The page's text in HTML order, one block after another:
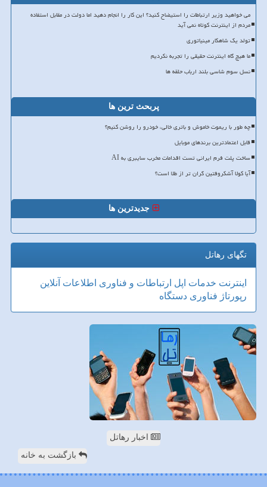
می خواهید وزیر ارتباطات را استیضاح کنید؟ این کار را انجام دهید اما دولت در مقابل استفاده
مردم از اینترنت کوتاه نمی آید
تولد یک شاهکار مینیاتوری
ما هیچ گاه اینترنت حقیقی را تجربه نکردیم
نسل سوم شاسی بلند ارباب حلقه ها
پربحث ترین ها
چه طور با ریموت خاموش و باتری خالی، خودرو را روشن کنیم؟
قابل اعتمادترین برندهای موبایل
ساخت پلت فرم ایرانی تست اقدامات مخرب سایبری به AI
آیا کولا آشکروفتین گران تر از طلا است؟
جدیدترین ها
تگهای رهاتل
اینترنت خدمات اپل ارتباطات و فناوری اطلاعات آنلاین
رپورتاژ فناوری دستگاه
اخبار رهاتل
بازگشت به خانه